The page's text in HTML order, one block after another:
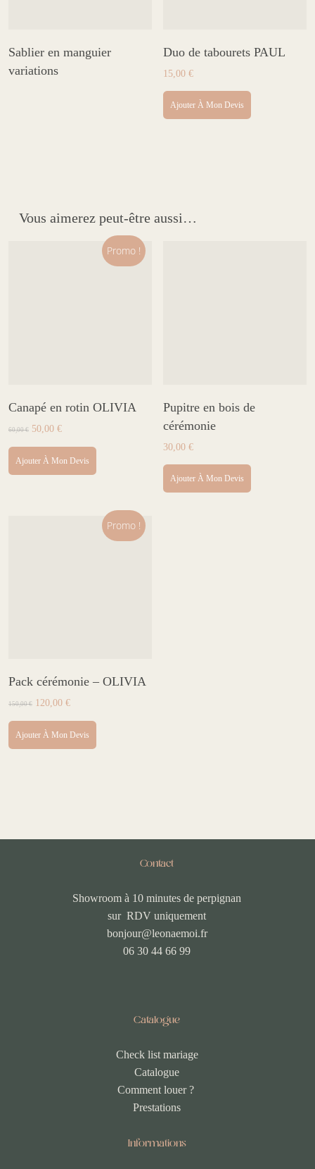
produit
a
sur
Sablier en manguier
variations
Duo de tabourets PAUL
15,00€
Ajouter À Mon Devis
Vous aimerez peut-être aussi…
Promo !
Canapé en rotin OLIVIA
60,00€ Le
initial
était :
60,00 €.
50,00 €Le
est :
50,00 €.
Ajouter À Mon Devis
Pupitre en bois de
cérémonie
30,00€
Ajouter À Mon Devis
Promo !
Pack cérémonie – OLIVIA
150,00€ Le
initial
était :
120,00 €Le
est :
Ajouter À Mon Devis
Contact
Showroom à 10 minutes de perpignan
sur RDV uniquement
bonjour@leonaemoi.fr
06 30 44 66 99
Catalogue
Check list mariage
Catalogue
Comment louer ?
Prestations
Informations